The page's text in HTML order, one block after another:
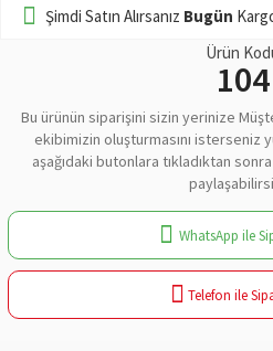
Şimdi Satın Alırsanız Bugün
Ürün
104
Bu ürünün siparişini sizin yerinize
ekibimizin oluşturmasını isterseniz
aşağıdaki butonlara tıkladıktan
WhatsApp ile
Telefon ile